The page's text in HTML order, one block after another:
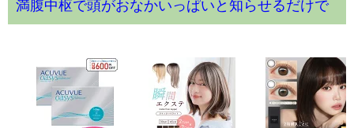
満腹中枢で頭がおなかいっぱいと知らせるだけで